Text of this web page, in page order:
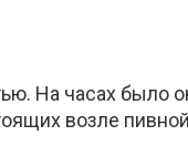
На часах было
возле